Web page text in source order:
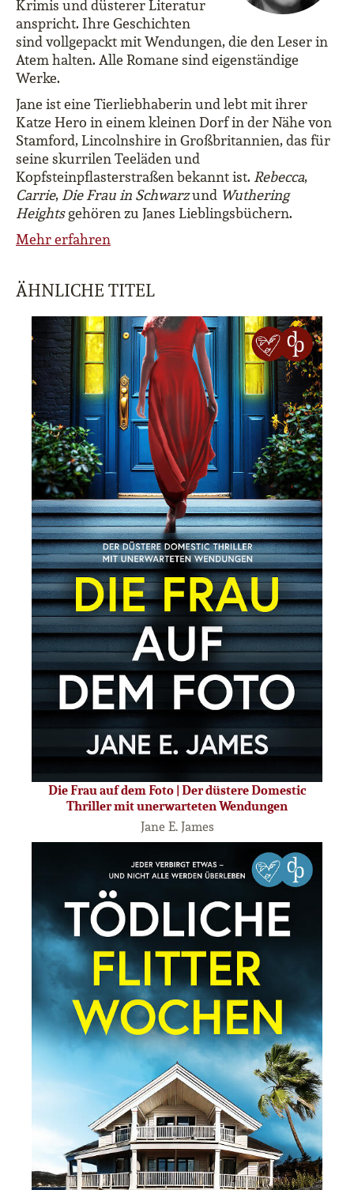
Krimis und düsterer Literatur
anspricht. Ihre Geschichten
sind vollgepackt mit Wendungen, die den Leser in
Atem halten. Alle Romane sind eigenständige
Werke.
Jane ist eine Tierliebhaberin und lebt mit ihrer
Katze Hero in einem kleinen Dorf in der Nähe von
Stamford, Lincolnshire in Großbritannien, das für
seine skurrilen Teeläden und
Kopfsteinpflasterstraßen bekannt ist. Rebecca,
Carrie, Die Frau in Schwarzund Wuthering
Heightsgehören zu Janes Lieblingsbüchern.
Mehr erfahren
ÄHNLICHE TITEL
Die Frau auf dem Foto | Der düstere Domestic
Thriller mit unerwarteten Wendungen
Jane E. James